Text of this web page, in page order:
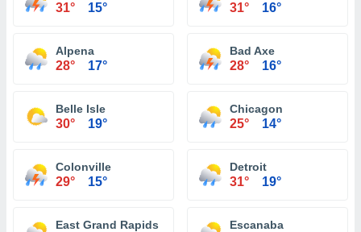
31° 15° 31° 16°
Alpena
28° 17°
Bad Axe
28° 16°
Belle Isle
30° 19°
Chicagon
25° 14°
Colonville
29° 15°
Detroit
31° 19°
East Grand Rapids Escanaba